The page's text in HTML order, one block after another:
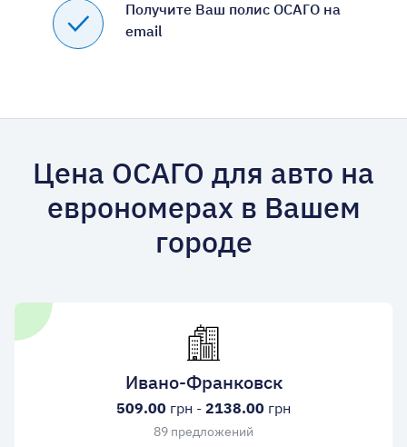
Получите Ваш полис ОСАГО на
email
Цена ОСАГО для авто на
еврономерах в Вашем
городе
Ивано-Франковск
509.00 грн - 2138.00 грн
89 предложений